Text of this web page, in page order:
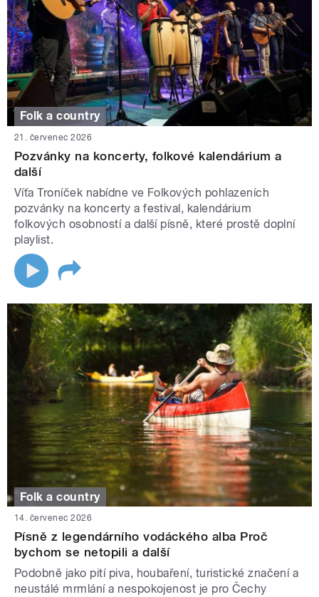
Folk a country
21. červenec 2026
Pozvánky na koncerty, folkové kalendárium a
další
Víťa Troníček nabídne ve Folkových pohlazeních
pozvánky na koncerty a festival, kalendárium
folkových osobností a další písně, které prostě doplní
playlist.
Folk a country
14. červenec 2026
Písně z legendárního vodáckého alba Proč
bychom se netopili a další
Podobně jako pití piva, houbaření, turistické značení a
neustálé mrmlání a nespokojenost je pro Čechy